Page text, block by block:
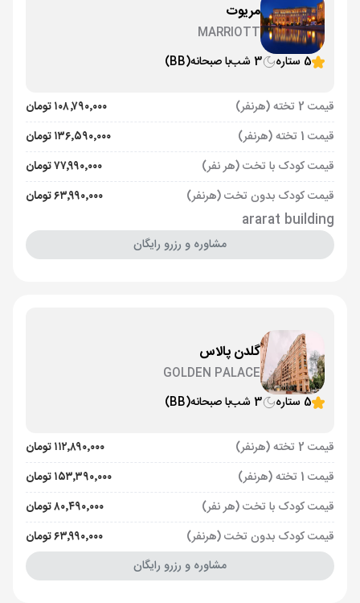
مریوت
MARRIOTT
5 ستاره
3 شب با صبحانه(BB)
قیمت 2 تخته (هرنفر)
۱۰۸٬۷۹۰٬۰۰۰ تومان
قیمت 1 تخته (هرنفر)
۱۳۶٬۵۹۰٬۰۰۰ تومان
قیمت کودک با تخت (هر نفر)
۷۷٬۹۹۰٬۰۰۰ تومان
قیمت کودک بدون تخت (هرنفر)
۶۳٬۹۹۰٬۰۰۰ تومان
ararat building
مشاوره و رزرو رایگان
گلدن پالاس
GOLDEN PALACE
5 ستاره
3 شب با صبحانه(BB)
قیمت 2 تخته (هرنفر)
۱۱۲٬۸۹۰٬۰۰۰ تومان
قیمت 1 تخته (هرنفر)
۱۵۳٬۳۹۰٬۰۰۰ تومان
قیمت کودک با تخت (هر نفر)
۸۰٬۴۹۰٬۰۰۰ تومان
قیمت کودک بدون تخت (هرنفر)
۶۳٬۹۹۰٬۰۰۰ تومان
مشاوره و رزرو رایگان